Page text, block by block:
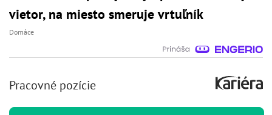
vietor, na miesto smeruje vrtuľník
Domáce
Pracovné pozície